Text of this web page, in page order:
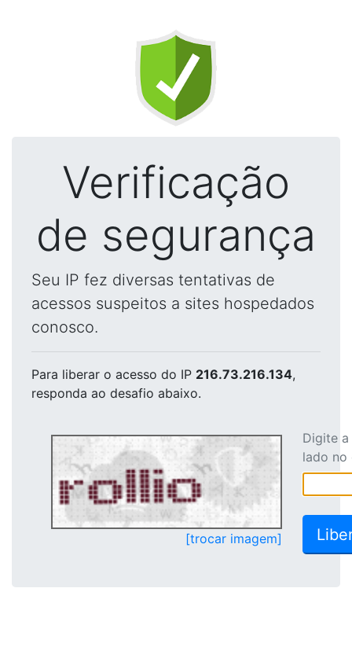
Verificação
de segurança
Seu IP fez diversas tentativas de
acessos suspeitos a sites hospedados
conosco.
Para liberar o acesso do IP 216.73.216.134,
responda ao desafio abaixo.
[trocar imagem]
Digite
lado no